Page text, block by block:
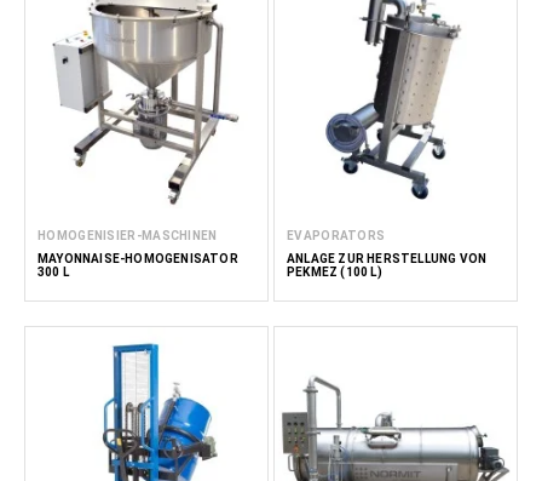
HOMOGENISIER-MASCHINEN
MAYONNAISE-HOMOGENISATOR
300 L
EVAPORATORS
ANLAGE ZUR HERSTELLUNG VON
PEKMEZ (100 L)